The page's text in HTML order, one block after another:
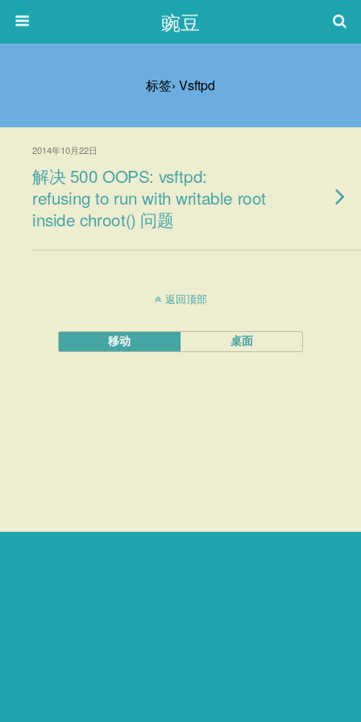
豌豆
标签› Vsftpd
2014年10月22日
解决 500 OOPS: vsftpd:
refusing to run with writable root
inside chroot() 问题
返回顶部
移动 桌面